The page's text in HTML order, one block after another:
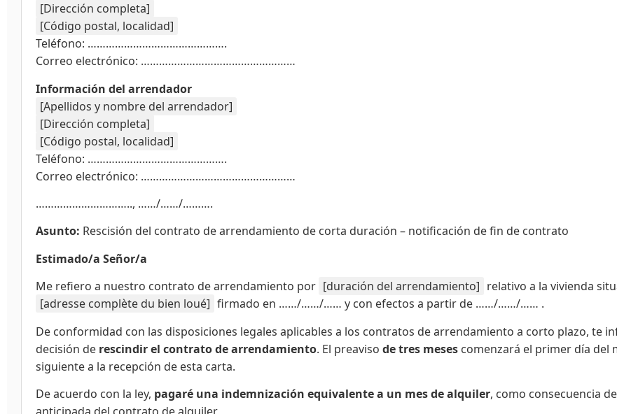
[Dirección completa]
[Código postal, localidad]
Teléfono: ……………………………………….
Correo electrónico: ……………………………………………
Información del arrendador
[Apellidos y nombre del arrendador]
[Dirección completa]
[Código postal, localidad]
Teléfono: ……………………………………….
Correo electrónico: ……………………………………………
………………………….., ……/……/……….
Asunto: Rescisión del contrato de arrendamiento de corta duración – notificación de fin de contrato
Estimado/a Señor/a
Me refiero a nuestro contrato de arrendamiento por [duración del arrendamiento] relativo a la vivienda
[adresse complète du bien loué] firmado en ……/……/…… y con efectos a partir de ……/……/…… .
De conformidad con las disposiciones legales aplicables a los contratos de arrendamiento a corto plazo, te
decisión de rescindir el contrato de arrendamiento. El preaviso de tres meses comenzará el primer día del
siguiente a la recepción de esta carta.
De acuerdo con la ley, pagaré una indemnización equivalente a un mes de alquiler, como consecuencia